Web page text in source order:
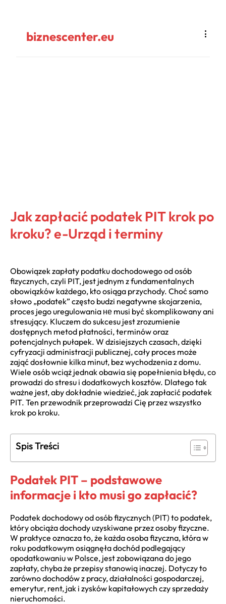
biznescenter.eu
Jak zapłacić podatek PIT krok po
kroku? e-Urząd i terminy
Obowiązek zapłaty podatku dochodowego od osób
fizycznych, czyli PIT, jest jednym z fundamentalnych
obowiązków każdego, kto osiąga przychody. Choć samo
słowo „podatek” często budzi negatywne skojarzenia,
proces jego uregulowania не musi być skomplikowany ani
stresujący. Kluczem do sukcesu jest zrozumienie
dostępnych metod płatności, terminów oraz
potencjalnych pułapek. W dzisiejszych czasach, dzięki
cyfryzacji administracji publicznej, cały proces może
zająć dosłownie kilka minut, bez wychodzenia z domu.
Wiele osób wciąż jednak obawia się popełnienia błędu, co
prowadzi do stresu i dodatkowych kosztów. Dlatego tak
ważne jest, aby dokładnie wiedzieć, jak zapłacić podatek
PIT. Ten przewodnik przeprowadzi Cię przez wszystko
krok po kroku.
Spis Treści
Podatek PIT – podstawowe
informacje i kto musi go zapłacić?
Podatek dochodowy od osób fizycznych (PIT) to podatek,
który obciąża dochody uzyskiwane przez osoby fizyczne.
W praktyce oznacza to, że każda osoba fizyczna, która w
roku podatkowym osiągnęła dochód podlegający
opodatkowaniu w Polsce, jest zobowiązana do jego
zapłaty, chyba że przepisy stanowią inaczej. Dotyczy to
zarówno dochodów z pracy, działalności gospodarczej,
emerytur, rent, jak i zysków kapitałowych czy sprzedaży
nieruchomości.